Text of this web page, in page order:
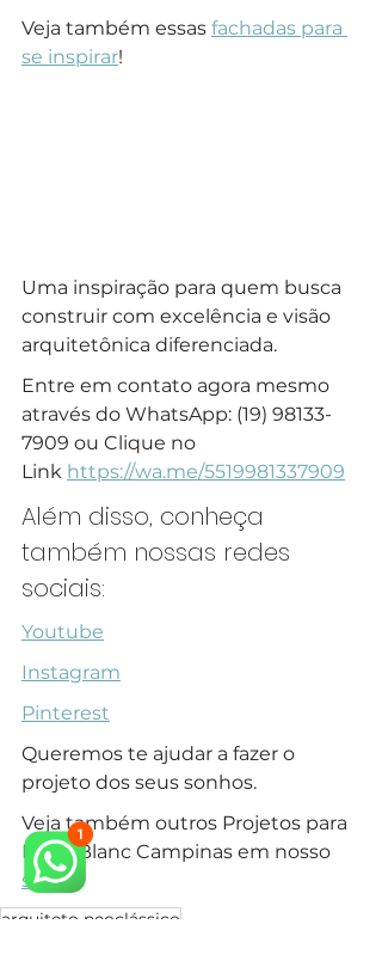
Veja também essas fachadas para
se inspirar!
Uma inspiração para quem busca
construir com excelência e visão
arquitetônica diferenciada.
Entre em contato agora mesmo
através do WhatsApp: (19) 98133-
7909 ou Clique no
Link https://wa.me/5519981337909
Além disso, conheça
também nossas redes
sociais:
Youtube
Instagram
Pinterest
Queremos te ajudar a fazer o
projeto dos seus sonhos.
Veja também outros Projetos para
Mont Blanc Campinas em nosso
site.
arquiteto neoclássico